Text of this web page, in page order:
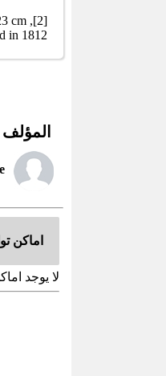
[2], lxviii, 487 p. : 23 cm
in 1812
المؤلف
اماكن
لا يوجد